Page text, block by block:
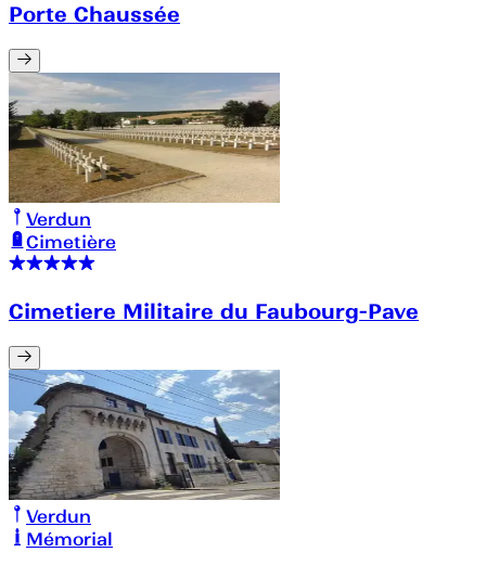
Porte Chaussée
Verdun
Cimetière
Cimetiere Militaire du Faubourg-Pave
Verdun
Mémorial